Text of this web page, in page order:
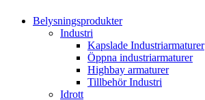
Belysningsprodukter
Industri
Kapslade Industriarmaturer
Öppna industriarmaturer
Highbay armaturer
Tillbehör Industri
Idrott